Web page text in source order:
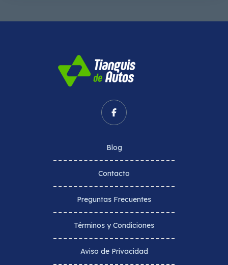
Blog
Contacto
Preguntas Frecuentes
Términos y Condiciones
Aviso de Privacidad